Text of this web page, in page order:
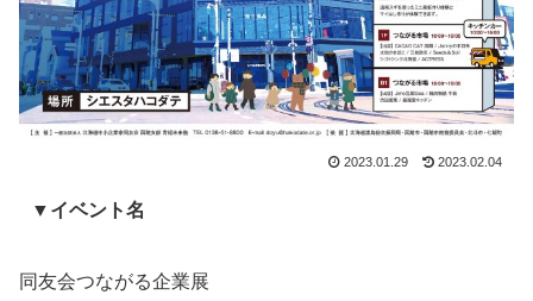
2023.01.29 2023.02.04
▼イベント名
同友会つながる企業展